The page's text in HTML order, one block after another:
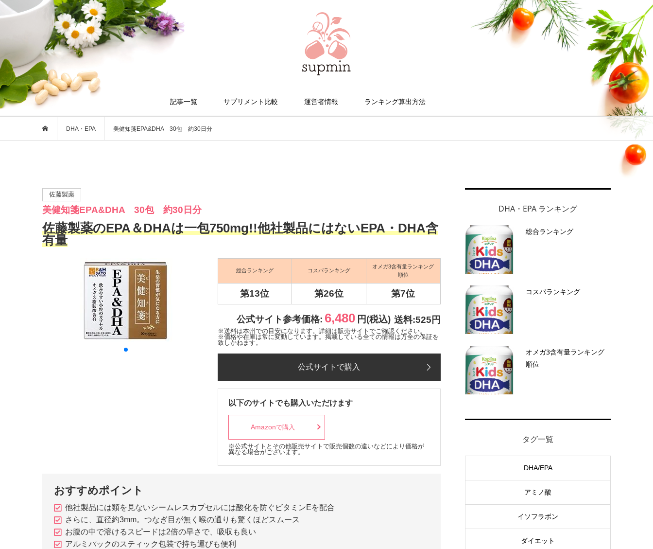
記事一覧 サプリメント比較 運営者情報 ランキング算出方法
DHA・EPA 美健知箋EPA&DHA 30包 約30日分
佐藤製薬
美健知箋EPA&DHA 30包 約30日分
佐藤製薬のEPA＆DHAは一包750mg!!他社製品にはないEPA・DHA含
有量
総合ランキング コスパランキング
オメガ3含有量ランキング
順位
第13位 第26位 第7位
公式サイト参考価格: 6,480 円(税込) 送料:525円
※送料は本州での目安になります。詳細は販売サイトでご確認ください。
※価格や在庫は常に変動しています。掲載している全ての情報は万全の保証を
致しかねます。
公式サイトで購入
以下のサイトでも購入いただけます
Amazonで購入
※公式サイトとその他販売サイトで販売個数の違いなどにより価格が
異なる場合がございます。
おすすめポイント
他社製品には類を見ないシームレスカプセルには酸化を防ぐビタミンEを配合
さらに、直径約3mm。つなぎ目が無く喉の通りも驚くほどスムース
お腹の中で溶けるスピードは2倍の早さで、吸収も良い
アルミパックのスティック包装で持ち運びも便利
DHA・EPA ランキング
総合ランキング
コスパランキング
オメガ3含有量ランキング
順位
タグ一覧
DHA/EPA
アミノ酸
イソフラボン
ダイエット